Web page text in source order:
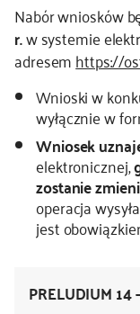
nagroda NCN
kontakt
Nabór wniosków
r.w systemie
adresemhttps://
Wnioski w
wyłącznie w
Wniosek
elektronicznej,
zostanie
operacja
jest
PRELUDIUM